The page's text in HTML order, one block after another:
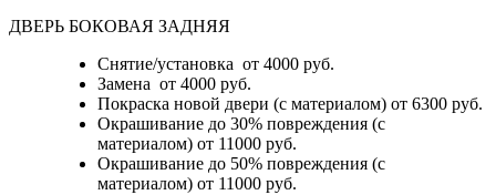
ДВЕРЬ БОКОВАЯ ЗАДНЯЯ
Снятие/установка от 4000 руб.
Замена от 4000 руб.
Покраска новой двери (с материалом) от 6300 руб.
Окрашивание до 30% повреждения (с
материалом) от 11000 руб.
Окрашивание до 50% повреждения (с
материалом) от 11000 руб.